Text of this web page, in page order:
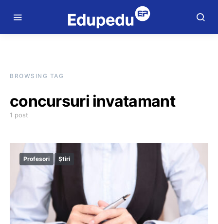
BROWSING TAG
concursuri invatamant
1 post
Profesori Știri